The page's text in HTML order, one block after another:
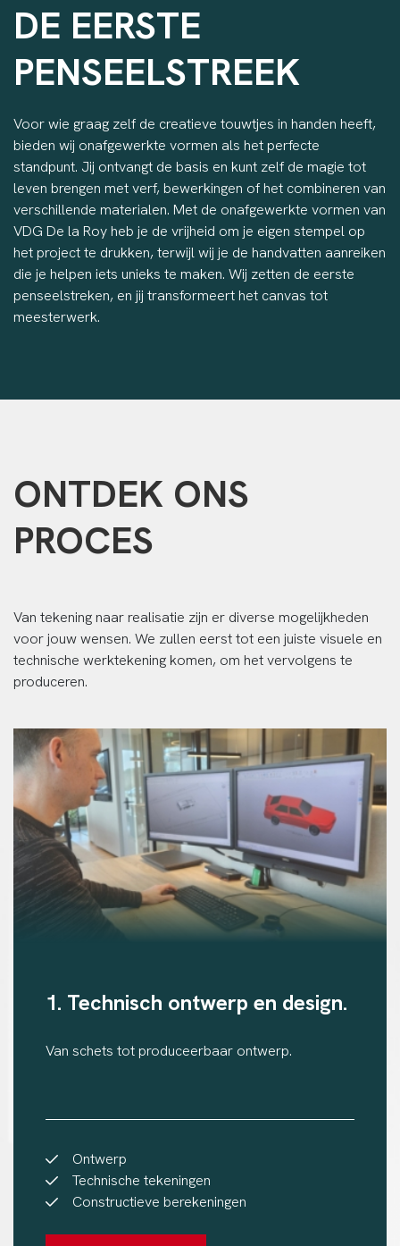
DE EERSTE
PENSEELSTREEK
Voor wie graag zelf de creatieve touwtjes in handen heeft,
bieden wij onafgewerkte vormen als het perfecte
standpunt. Jij ontvangt de basis en kunt zelf de magie tot
leven brengen met verf, bewerkingen of het combineren van
verschillende materialen. Met de onafgewerkte vormen van
VDG De la Roy heb je de vrijheid om je eigen stempel op
het project te drukken, terwijl wij je de handvatten aanreiken
die je helpen iets unieks te maken. Wij zetten de eerste
penseelstreken, en jij transformeert het canvas tot
meesterwerk.
ONTDEK ONS
PROCES
Van tekening naar realisatie zijn er diverse mogelijkheden
voor jouw wensen. We zullen eerst tot een juiste visuele en
technische werktekening komen, om het vervolgens te
produceren.
1. Technisch ontwerp en design.
Van schets tot produceerbaar ontwerp.
Ontwerp
Technische tekeningen
Constructieve berekeningen